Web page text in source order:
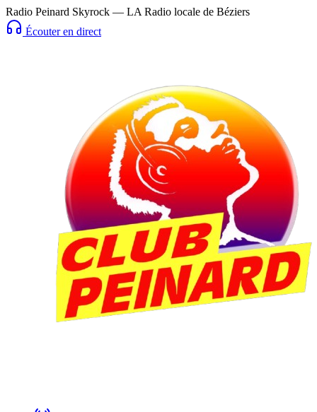
Radio Peinard Skyrock — LA Radio locale de Béziers
Écouter en direct